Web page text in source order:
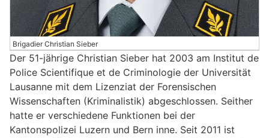
Brigadier Christian Sieber
Der 51-jährige Christian Sieber hat 2003 am Institut de
Police Scientifique et de Criminologie der Universität
Lausanne mit dem Lizenziat der Forensischen
Wissenschaften (Kriminalistik) abgeschlossen. Seither
hatte er verschiedene Funktionen bei der
Kantonspolizei Luzern und Bern inne. Seit 2011 ist